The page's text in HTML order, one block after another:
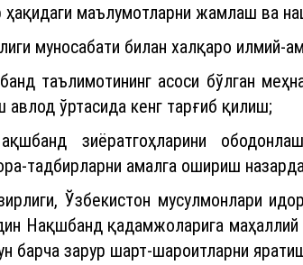
ҳақидаги маълумотларни жамлаш ва
муносабати билан халқаро илмий-
таълимотининг асоси бўлган
ўртасида кенг тарғиб қилиш;
зиёратгоҳларини
тадбирларни амалга ошириш
Ўзбекистон мусулмонлари
Нақшбанд қадамжоларига
барча зарур шарт-шароитларни